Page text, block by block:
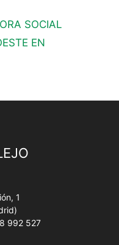
SOCIAL
EN
1
992 527